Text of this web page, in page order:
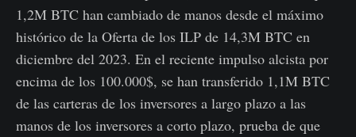
1,2M BTC han cambiado de manos desde el máximo
histórico de la Oferta de los ILP de 14,3M BTC en
diciembre del 2023. En el reciente impulso alcista por
encima de los 100.000$, se han transferido 1,1M BTC
de las carteras de los inversores a largo plazo a las
manos de los inversores a corto plazo, prueba de que